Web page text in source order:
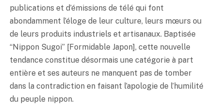
publications et d’émissions de télé qui font
abondamment l’éloge de leur culture, leurs mœurs ou
de leurs produits industriels et artisanaux. Baptisée
“Nippon Sugoi” [Formidable Japon], cette nouvelle
tendance constitue désormais une catégorie à part
entière et ses auteurs ne manquent pas de tomber
dans la contradiction en faisant l’apologie de l’humilité
du peuple nippon.